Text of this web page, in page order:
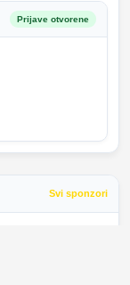
Prijave otvorene
Svi sponzori